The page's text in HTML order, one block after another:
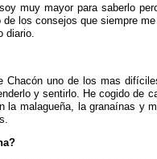
muy mayor para saberlo
los consejos que siempre
diario.
Chacón uno de los mas
y sentirlo. He cogido de
la malagueña, la granaínas y